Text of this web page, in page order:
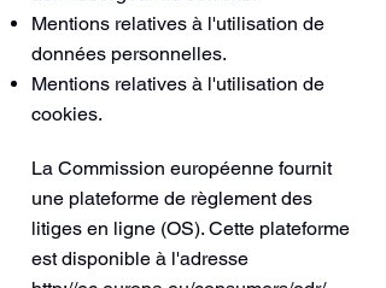
Mentions relatives à l'utilisation de
données personnelles.
Mentions relatives à l'utilisation de
cookies.
La Commission européenne fournit
une plateforme de règlement des
litiges en ligne (OS). Cette plateforme
est disponible à l'adresse